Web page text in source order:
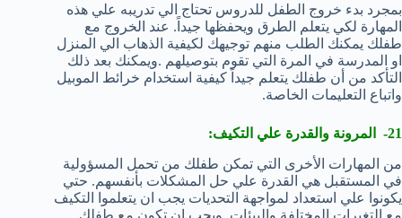
بمجرد بدء خروج الطفل للدروس تحتاج الي تدريبه علي هذه
المهارة لكي يتعلم الطرق ويحفظها جيداً. عند الخروج مع
طفلك يمكنك الطلب منهم توجيهك لكيفية الذهاب الي المنزل
او المدرسة في المرة التي تقوم بتوصيلهم .ويمكنك بعد ذلك
التأكد من أن طفلك يتعلم جيداً كيفية استخدام خرائط الموبيل
واتباع التعليمات الخاصة.
21- المرونة والقدرة علي التكيف:
من المهارات الأخرى التي تمكن طفلك من تحمل المسؤولية
في المستقبل هي القدرة علي حل المشكلات بأنفسهم. حتي
يكونوا علي استعداد لمواجهة التحديات يجب ان يتعلموا التكيف
مع التغيرات المختلفة والبيئات. ويجب ان تكون مع طفلك